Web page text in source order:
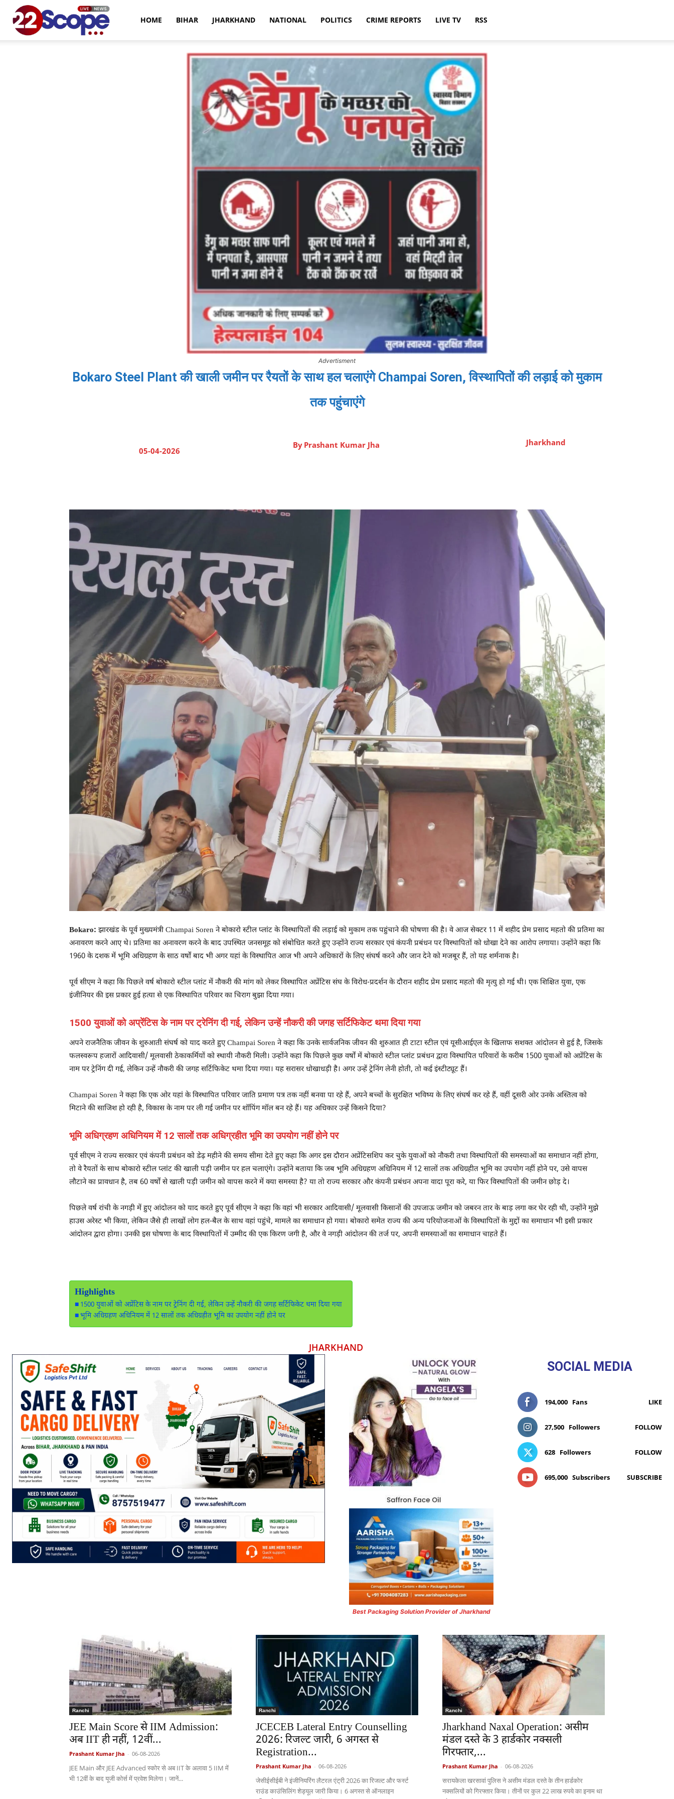
HOME BIHAR JHARKHAND NATIONAL POLITICS CRIME REPORTS LIVE TV RSS
Advertisment
Bokaro Steel Plant की खाली जमीन पर रैयतों के साथ हल चलाएंगे Champai Soren, विस्थापितों की लड़ाई को मुकाम
तक पहुंचाएंगे
05-04-2026
By Prashant Kumar Jha Jharkhand
Bokaro: झारखंड के पूर्व मुख्यमंत्री Champai Soren ने बोकारो स्टील प्लांट के विस्थापितों की लड़ाई को मुकाम तक पहुंचाने की घोषणा की है। वे आज सेक्टर 11 में शहीद प्रेम प्रसाद महतो की प्रतिमा का
अनावरण करने आए थे। प्रतिमा का अनावरण करने के बाद उपस्थित जनसमूह को संबोधित करते हुए उन्होंने राज्य सरकार एवं कंपनी प्रबंधन पर विस्थापितों को धोखा देने का आरोप लगाया। उन्होंने कहा कि
1960 के दशक में भूमि अधिग्रहण के साठ वर्षों बाद भी अगर यहां के विस्थापित आज भी अपने अधिकारों के लिए संघर्ष करने और जान देने को मजबूर हैं, तो यह शर्मनाक है।
पूर्व सीएम ने कहा कि पिछले वर्ष बोकारो स्टील प्लांट में नौकरी की मांग को लेकर विस्थापित अप्रेंटिस संघ के विरोध-प्रदर्शन के दौरान शहीद प्रेम प्रसाद महतो की मृत्यु हो गई थी। एक शिक्षित युवा, एक
इंजीनियर की इस प्रकार हुई हत्या से एक विस्थापित परिवार का चिराग बुझा दिया गया।
1500 युवाओं को अप्रेंटिस के नाम पर ट्रेनिंग दी गई, लेकिन उन्हें नौकरी की जगह सर्टिफिकेट थमा दिया गया
अपने राजनैतिक जीवन के शुरुआती संघर्ष को याद करते हुए Champai Soren ने कहा कि उनके सार्वजनिक जीवन की शुरुआत ही टाटा स्टील एवं यूसीआईएल के खिलाफ सशक्त आंदोलन से हुई है, जिसके
फलस्वरूप हजारों आदिवासी/ मूलवासी ठेकाकर्मियों को स्थायी नौकरी मिली। उन्होंने कहा कि पिछले कुछ वर्षों में बोकारो स्टील प्लांट प्रबंधन द्वारा विस्थापित परिवारों के करीब 1500 युवाओं को अप्रेंटिस के
नाम पर ट्रेनिंग दी गई, लेकिन उन्हें नौकरी की जगह सर्टिफिकेट थमा दिया गया। यह सरासर धोखाधड़ी है। अगर उन्हें ट्रेनिंग लेनी होती, तो कई इंस्टीट्यूट हैं।
Champai Soren ने कहा कि एक ओर यहां के विस्थापित परिवार जाति प्रमाण पत्र तक नहीं बनवा पा रहे हैं, अपने बच्चों के सुरक्षित भविष्य के लिए संघर्ष कर रहे हैं, वहीं दूसरी ओर उनके अस्तित्व को
मिटाने की साजिश हो रही है, विकास के नाम पर ली गई जमीन पर शॉपिंग मॉल बन रहे हैं। यह अधिकार उन्हें किसने दिया?
भूमि अधिग्रहण अधिनियम में 12 सालों तक अधिग्रहीत भूमि का उपयोग नहीं होने पर
पूर्व सीएम ने राज्य सरकार एवं कंपनी प्रबंधन को डेढ़ महीने की समय सीमा देते हुए कहा कि अगर इस दौरान अप्रेंटिसशिप कर चुके युवाओं को नौकरी तथा विस्थापितों की समस्याओं का समाधान नहीं होगा,
तो वे रैयतों के साथ बोकारो स्टील प्लांट की खाली पड़ी जमीन पर हल चलाएंगे। उन्होंने बताया कि जब भूमि अधिग्रहण अधिनियम में 12 सालों तक अधिग्रहीत भूमि का उपयोग नहीं होने पर, उसे वापस
लौटाने का प्रावधान है, तब 60 वर्षों से खाली पड़ी जमीन को वापस करने में क्या समस्या है? या तो राज्य सरकार और कंपनी प्रबंधन अपना वादा पूरा करे, या फिर विस्थापितों की जमीन छोड़ दे।
पिछले वर्ष रांची के नगड़ी में हुए आंदोलन को याद करते हुए पूर्व सीएम ने कहा कि वहां भी सरकार आदिवासी/ मूलवासी किसानों की उपजाऊ जमीन को जबरन तार के बाड़ लगा कर घेर रही थी, उन्होंने मुझे
हाउस अरेस्ट भी किया, लेकिन जैसे ही लाखों लोग हल-बैल के साथ वहां पहुंचे, मामले का समाधान हो गया। बोकारो समेत राज्य की अन्य परियोजनाओं के विस्थापितों के मुद्दों का समाधान भी इसी प्रकार
आंदोलन द्वारा होगा। उनकी इस घोषणा के बाद विस्थापितों में उम्मीद की एक किरण जगी है, और वे नगड़ी आंदोलन की तर्ज पर, अपनी समस्याओं का समाधान चाहते हैं।
Highlights
1500 युवाओं को अप्रेंटिस के नाम पर ट्रेनिंग दी गई, लेकिन उन्हें नौकरी की जगह सर्टिफिकेट थमा दिया गया
भूमि अधिग्रहण अधिनियम में 12 सालों तक अधिग्रहीत भूमि का उपयोग नहीं होने पर
JHARKHAND
Best Packaging Solution Provider of Jharkhand
SOCIAL MEDIA
194,000 Fans LIKE
27,500 Followers FOLLOW
628 Followers FOLLOW
695,000 Subscribers SUBSCRIBE
Ranchi
JEE Main Score से IIM Admission:
अब IIT ही नहीं, 12वीं...
Prashant Kumar Jha - 06-08-2026
JEE Main और JEE Advanced स्कोर से अब IIT के अलावा 5 IIM में
भी 12वीं के बाद यूजी कोर्स में प्रवेश मिलेगा। जानें...
Ranchi
JCECEB Lateral Entry Counselling
2026: रिजल्ट जारी, 6 अगस्त से
Registration...
Prashant Kumar Jha - 06-08-2026
जेसीईसीईबी ने इंजीनियरिंग लैटरल एंट्री 2026 का रिजल्ट और फर्स्ट
राउंड काउंसिलिंग शेड्यूल जारी किया। 6 अगस्त से ऑनलाइन
Ranchi
Jharkhand Naxal Operation: असीम
मंडल दस्ते के 3 हार्डकोर नक्सली
गिरफ्तार,...
Prashant Kumar Jha - 06-08-2026
सरायकेला खरसावां पुलिस ने असीम मंडल दस्ते के तीन हार्डकोर
नक्सलियों को गिरफ्तार किया। तीनों पर कुल 22 लाख रुपये का इनाम था